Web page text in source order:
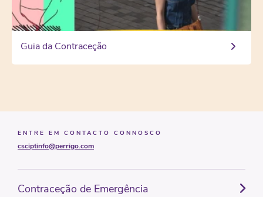
Guia da Contraceção
ENTRE EM CONTACTO CONNOSCO
csciptinfo@perrigo.com
Contraceção de Emergência